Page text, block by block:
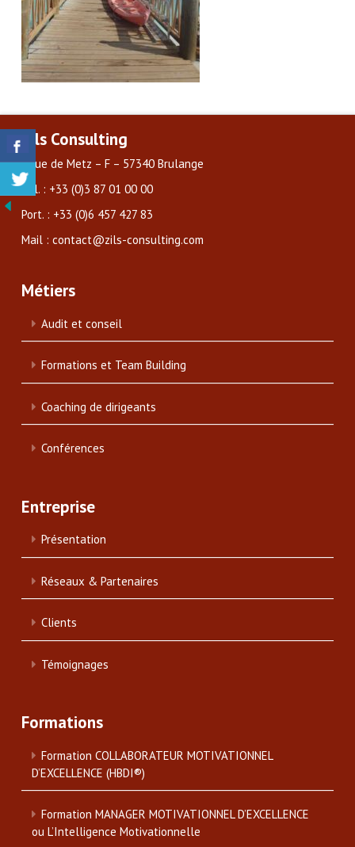
Zils Consulting
3 rue de Metz – F – 57340 Brulange
Tél. : +33 (0)3 87 01 00 00
Port. : +33 (0)6 457 427 83
Mail : contact@zils-consulting.com
Métiers
Audit et conseil
Formations et Team Building
Coaching de dirigeants
Conférences
Entreprise
Présentation
Réseaux & Partenaires
Clients
Témoignages
Formations
Formation COLLABORATEUR MOTIVATIONNEL
D’EXCELLENCE (HBDI®)
Formation MANAGER MOTIVATIONNEL D’EXCELLENCE
ou L’Intelligence Motivationnelle